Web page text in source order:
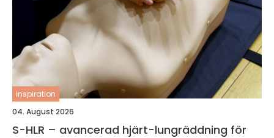
inspiration
04. August 2026
S-HLR – avancerad hjärt-lungräddning för